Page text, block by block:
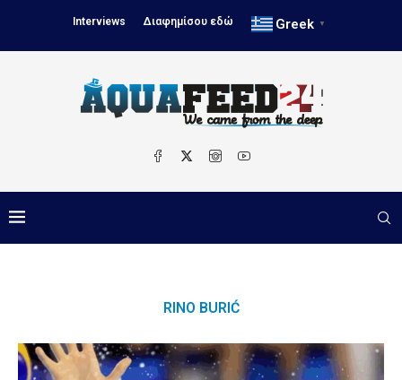
Interviews Διαφημίσου εδώ Greek ▼
RINO BURIĆ